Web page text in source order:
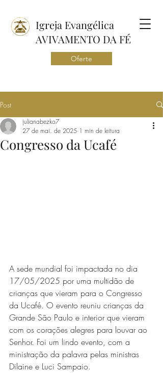
Igreja Evangélica
AVIVAMENTO DA FÉ
Oferte
Post
Congresso da Ucafé
julianabezko7
27 de mai. de 2025 1 min de leitura
A sede mundial foi impactada no dia
17/05/2025 por uma multidão de
crianças que vieram para o Congresso
da Ucafé. O evento reuniu crianças da
Grande São Paulo e interior que vieram
com os corações alegres para louvar ao
Senhor. Foi um lindo evento, com a
ministração da palavra pelas ministras
Dilaine e Luci Sampaio.